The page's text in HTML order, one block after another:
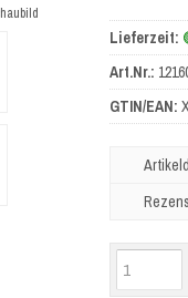
Lieferzeit:
Art.Nr.:
GTIN/EAN: